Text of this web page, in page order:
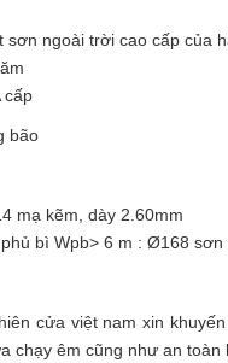
ngoài trời cao cấp của
cấp
bão
mạ kẽm, dày 2.60mm
bì Wpb> 6 m : Ø168 sơn
cửa việt nam xin
chạy êm cũng như an toàn